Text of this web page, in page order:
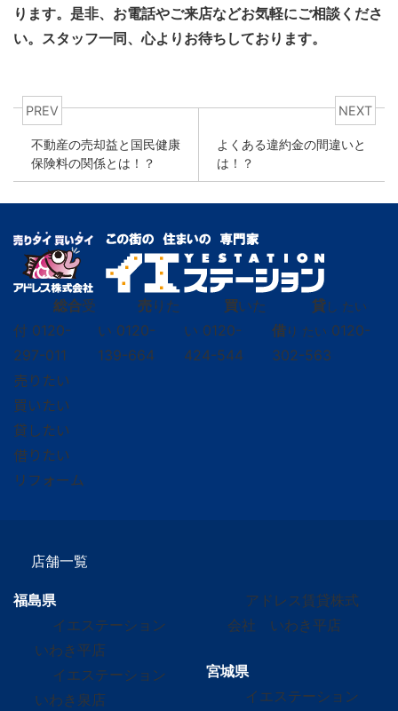
ります。是非、お電話やご来店などお気軽にご相談くださ
い。スタッフ一同、心よりお待ちしております。
PREV
不動産の売却益と国民健康
保険料の関係とは！？
NEXT
よくある違約金の間違いと
は！？
総合受
付 0120-
297-011
売りた
い 0120-
139-664
買いた
い 0120-
424-544
貸し たい
借り たい 0120-
302-563
売りたい
買いたい
貸したい
借りたい
リフォーム
店舗一覧
福島県
イエステーション
いわき平店
イエステーション
いわき泉店
アドレス賃貸株式
会社 いわき平店
宮城県
イエステーション